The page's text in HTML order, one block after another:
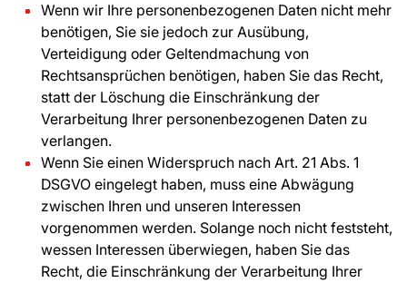
Wenn wir Ihre personenbezogenen Daten nicht mehr
benötigen, Sie sie jedoch zur Ausübung,
Verteidigung oder Geltendmachung von
Rechtsansprüchen benötigen, haben Sie das Recht,
statt der Löschung die Einschränkung der
Verarbeitung Ihrer personenbezogenen Daten zu
verlangen.
Wenn Sie einen Widerspruch nach Art. 21 Abs. 1
DSGVO eingelegt haben, muss eine Abwägung
zwischen Ihren und unseren Interessen
vorgenommen werden. Solange noch nicht feststeht,
wessen Interessen überwiegen, haben Sie das
Recht, die Einschränkung der Verarbeitung Ihrer